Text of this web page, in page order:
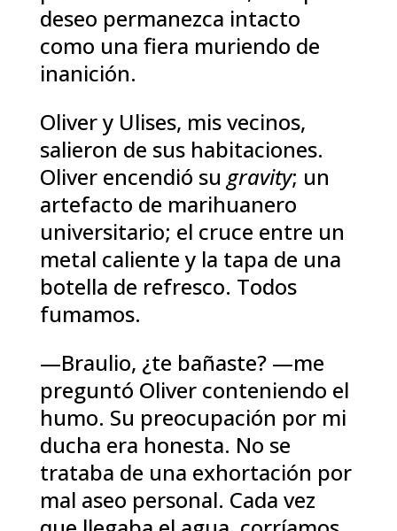
deseo permanezca intacto
como una fiera muriendo de
inanición.
Oliver y Ulises, mis vecinos,
salieron de sus habitaciones.
Oliver encendió su gravity; un
artefacto de marihuanero
universitario; el cruce entre un
metal caliente y la tapa de una
botella de refresco. Todos
fumamos.
—Braulio, ¿te bañaste? —me
preguntó Oliver conteniendo el
humo. Su preocupación por mi
ducha era honesta. No se
trataba de una exhortación por
mal aseo personal. Cada vez